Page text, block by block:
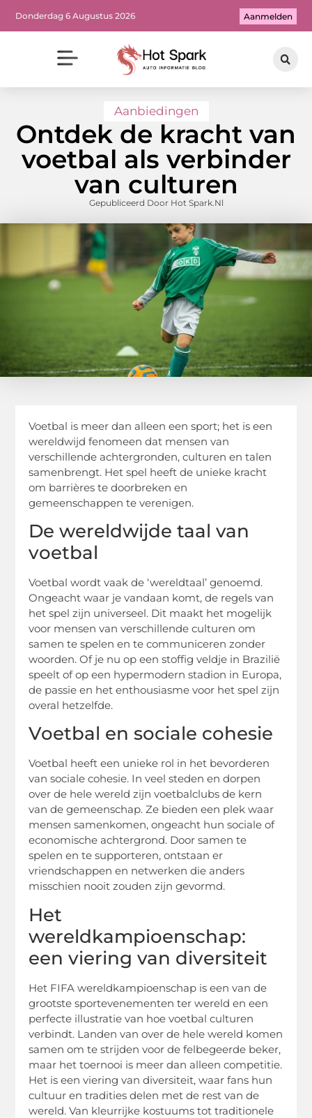
Donderdag 6 Augustus 2026 Aanmelden
Aanbiedingen
Ontdek de kracht van
voetbal als verbinder
van culturen
Gepubliceerd Door Hot Spark.nl
Voetbal is meer dan alleen een sport; het is een
wereldwijd fenomeen dat mensen van
verschillende achtergronden, culturen en talen
samenbrengt. Het spel heeft de unieke kracht
om barrières te doorbreken en
gemeenschappen te verenigen.
De wereldwijde taal van
voetbal
Voetbal wordt vaak de ‘wereldtaal’ genoemd.
Ongeacht waar je vandaan komt, de regels van
het spel zijn universeel. Dit maakt het mogelijk
voor mensen van verschillende culturen om
samen te spelen en te communiceren zonder
woorden. Of je nu op een stoffig veldje in Brazilië
speelt of op een hypermodern stadion in Europa,
de passie en het enthousiasme voor het spel zijn
overal hetzelfde.
Voetbal en sociale cohesie
Voetbal heeft een unieke rol in het bevorderen
van sociale cohesie. In veel steden en dorpen
over de hele wereld zijn voetbalclubs de kern
van de gemeenschap. Ze bieden een plek waar
mensen samenkomen, ongeacht hun sociale of
economische achtergrond. Door samen te
spelen en te supporteren, ontstaan er
vriendschappen en netwerken die anders
misschien nooit zouden zijn gevormd.
Het
wereldkampioenschap:
een viering van diversiteit
Het FIFA wereldkampioenschap is een van de
grootste sportevenementen ter wereld en een
perfecte illustratie van hoe voetbal culturen
verbindt. Landen van over de hele wereld komen
samen om te strijden voor de felbegeerde beker,
maar het toernooi is meer dan alleen competitie.
Het is een viering van diversiteit, waar fans hun
cultuur en tradities delen met de rest van de
wereld. Van kleurrijke kostuums tot traditionele